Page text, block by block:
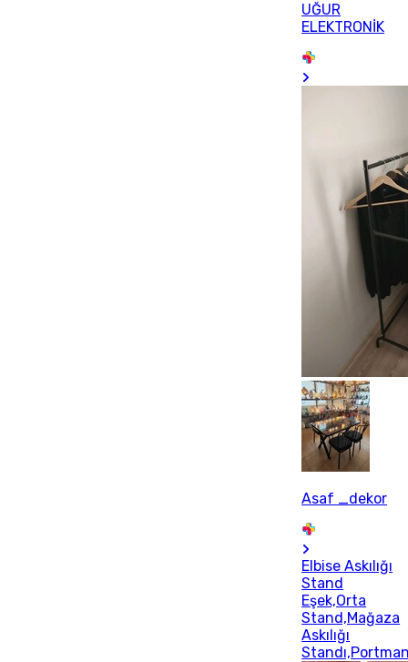
UĞUR
ELEKTRONİK
Asaf _dekor
Elbise Askılığı
Stand
Eşek,Orta
Stand,Mağaza
Askılığı